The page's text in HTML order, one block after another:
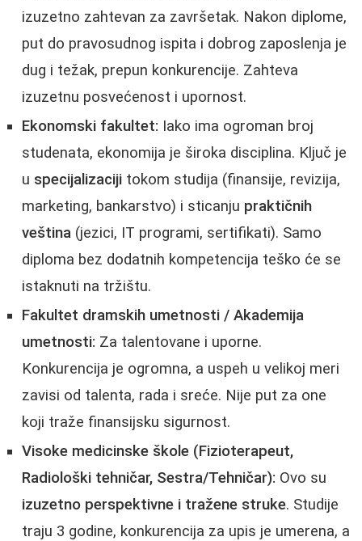
izuzetno zahtevan za završetak. Nakon diplome,
put do pravosudnog ispita i dobrog zaposlenja je
dug i težak, prepun konkurencije. Zahteva
izuzetnu posvećenost i upornost.
Ekonomski fakultet: Iako ima ogroman broj
studenata, ekonomija je široka disciplina. Ključ je
u specijalizaciji tokom studija (finansije, revizija,
marketing, bankarstvo) i sticanju praktičnih
veština (jezici, IT programi, sertifikati). Samo
diploma bez dodatnih kompetencija teško će se
istaknuti na tržištu.
Fakultet dramskih umetnosti / Akademija
umetnosti: Za talentovane i uporne.
Konkurencija je ogromna, a uspeh u velikoj meri
zavisi od talenta, rada i sreće. Nije put za one
koji traže finansijsku sigurnost.
Visoke medicinske škole (Fizioterapeut,
Radiološki tehničar, Sestra/Tehničar): Ovo su
izuzetno perspektivne i tražene struke. Studije
traju 3 godine, konkurencija za upis je umerena, a